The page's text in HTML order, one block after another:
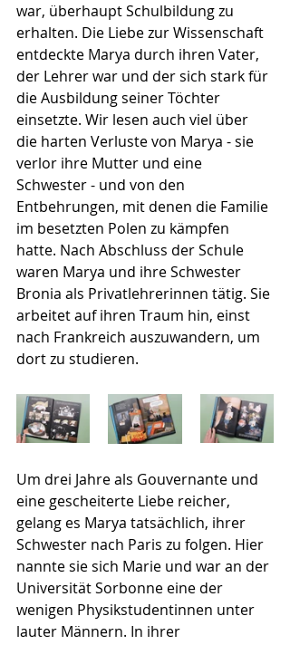
war, überhaupt Schulbildung zu
erhalten. Die Liebe zur Wissenschaft
entdeckte Marya durch ihren Vater,
der Lehrer war und der sich stark für
die Ausbildung seiner Töchter
einsetzte. Wir lesen auch viel über
die harten Verluste von Marya - sie
verlor ihre Mutter und eine
Schwester - und von den
Entbehrungen, mit denen die Familie
im besetzten Polen zu kämpfen
hatte. Nach Abschluss der Schule
waren Marya und ihre Schwester
Bronia als Privatlehrerinnen tätig. Sie
arbeitet auf ihren Traum hin, einst
nach Frankreich auszuwandern, um
dort zu studieren.
Um drei Jahre als Gouvernante und
eine gescheiterte Liebe reicher,
gelang es Marya tatsächlich, ihrer
Schwester nach Paris zu folgen. Hier
nannte sie sich Marie und war an der
Universität Sorbonne eine der
wenigen Physikstudentinnen unter
lauter Männern. In ihrer